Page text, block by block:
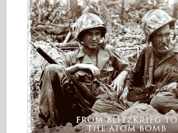
Icm
Italeri
Leyenda
Modelo Meng
Tamiya
Tristar
Trompetista